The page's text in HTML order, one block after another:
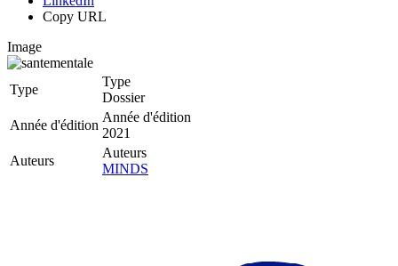
Copy URL
Image
Type
Type
Dossier
Année d'édition
Année d'édition
2021
Auteurs
Auteurs
MINDS